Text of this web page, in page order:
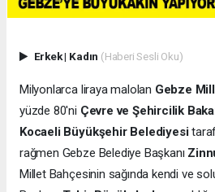
Erkek| Kadın (Haberi Sesli Oku)
Milyonlarca liraya malolan Gebze
yüzde 80'ni Çevre ve Şehircilik
Kocaeli Büyükşehir Belediyesi
rağmen Gebze Belediye Başkanı
Millet Bahçesinin sağında kendi ve